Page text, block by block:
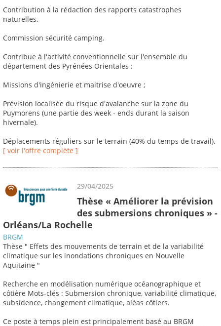
Contribution à la rédaction des rapports catastrophes
naturelles.
Commission sécurité camping.
Contribue à l'activité conventionnelle sur l'ensemble du
département des Pyrénées Orientales :
Missions d'ingénierie et maitrise d'oeuvre ;
Prévision localisée du risque d'avalanche sur la zone du
Puymorens (une partie des week - ends durant la saison
hivernale).
Déplacements réguliers sur le terrain (40% du temps de travail).
[ voir l'offre complète ]
29/04/2025
Thèse « Améliorer la prévision
des submersions chroniques » -
Orléans/La Rochelle
BRGM
Thèse " Effets des mouvements de terrain et de la variabilité
climatique sur les inondations chroniques en Nouvelle
Aquitaine "
Recherche en modélisation numérique océanographique et
côtière Mots-clés : Submersion chronique, variabilité climatique,
subsidence, changement climatique, aléas côtiers.
Ce poste à temps plein est principalement basé au BRGM